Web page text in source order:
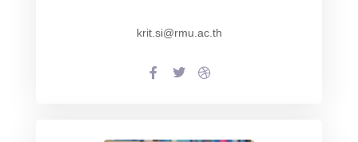
krit.si@rmu.ac.th